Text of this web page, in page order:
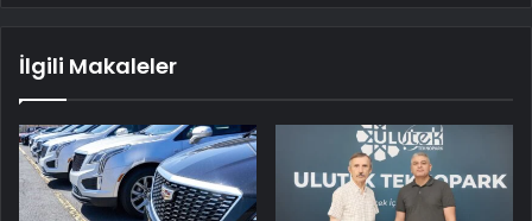
İlgili Makaleler